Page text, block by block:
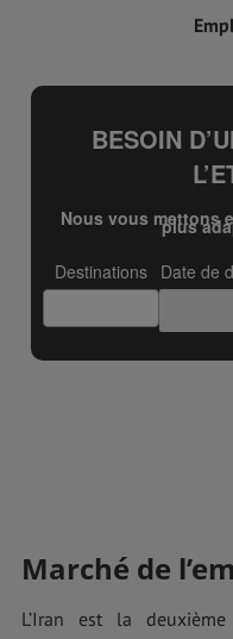
Marché de
L’Iran est la